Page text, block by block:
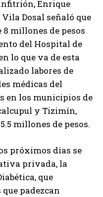
Enrique
Dosal señaló que
millones de pesos
del Hospital de
lo que va de esta
labores de
médicas del
en los municipios de
y Tizimín,
millones de pesos.
próximos días se
privada, la
que
padezcan